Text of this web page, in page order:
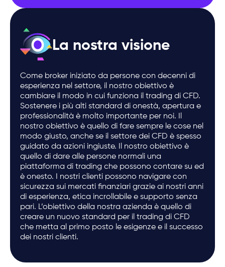
La nostra visione
Come broker iniziato da persone con decenni di
esperienza nel settore, il nostro obiettivo è
cambiare il modo in cui funziona il trading di CFD.
Sostenere i più alti standard di onestà, apertura e
professionalità è molto importante per noi. Il
nostro obiettivo è quello di fare sempre le cose nel
modo giusto, anche se il settore dei CFD è spesso
guidato da azioni ingiuste. Il nostro obiettivo è
quello di dare alle persone normali una
piattaforma di trading che possono contare su ed
è onesto. I nostri clienti possono navigare con
sicurezza sui mercati finanziari grazie ai nostri anni
di esperienza, etica incrollabile e supporto senza
pari. L’obiettivo della nostra azienda è quello di
creare un nuovo standard per il trading di CFD
che metta al primo posto le esigenze e il successo
dei nostri clienti.